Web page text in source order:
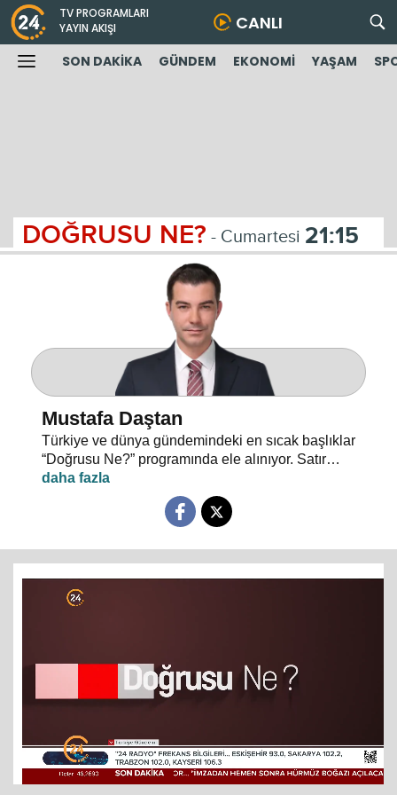
TV PROGRAMLARI
YAYIN AKIŞI
CANLI
SON DAKİKA GÜNDEM EKONOMİ YAŞAM
DOĞRUSU NE? - Cumartesi 21:15
Mustafa Daştan
Türkiye ve dünya gündemindeki en sıcak başlıklar
“Doğrusu Ne?” programında ele alınıyor. Satır
aralarında saklı kalmış gerçekler, gündemin
temposunda gözden kaçan ayrıntılar masaya